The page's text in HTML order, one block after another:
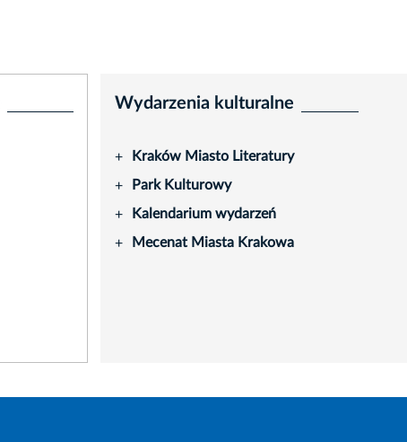
Wydarzenia kulturalne
+ Kraków Miasto Literatury
+ Park Kulturowy
+ Kalendarium wydarzeń
+ Mecenat Miasta Krakowa